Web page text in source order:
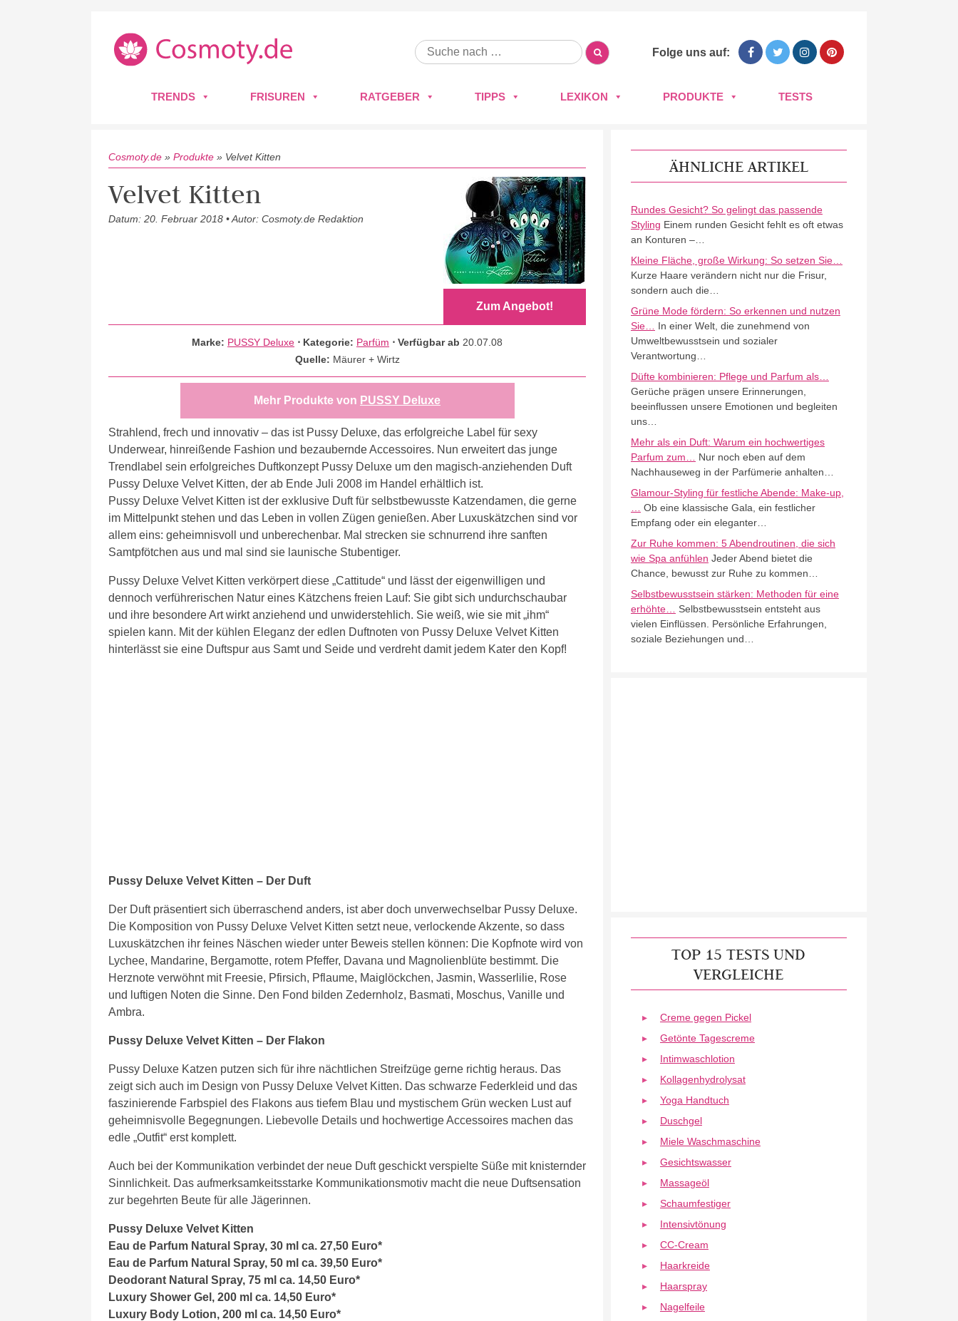
Folge uns auf:
TRENDS FRISUREN RATGEBER TIPPS LEXIKON PRODUKTE TESTS
Cosmoty.de » Produkte » Velvet Kitten
Zum Angebot!
Velvet Kitten
Datum: 20. Februar 2018 • Autor: Cosmoty.de Redaktion
Marke: PUSSY Deluxe ⋅ Kategorie: Parfüm ⋅ Verfügbar ab 20.07.08
Quelle: Mäurer + Wirtz
Mehr Produkte von PUSSY Deluxe
Strahlend, frech und innovativ – das ist Pussy Deluxe, das erfolgreiche Label für sexy
Underwear, hinreißende Fashion und bezaubernde Accessoires. Nun erweitert das junge
Trendlabel sein erfolgreiches Duftkonzept Pussy Deluxe um den magisch-anziehenden Duft
Pussy Deluxe Velvet Kitten, der ab Ende Juli 2008 im Handel erhältlich ist.
Pussy Deluxe Velvet Kitten ist der exklusive Duft für selbstbewusste Katzendamen, die gerne
im Mittelpunkt stehen und das Leben in vollen Zügen genießen. Aber Luxuskätzchen sind vor
allem eins: geheimnisvoll und unberechenbar. Mal strecken sie schnurrend ihre sanften
Samtpfötchen aus und mal sind sie launische Stubentiger.
Pussy Deluxe Velvet Kitten verkörpert diese „Cattitude“ und lässt der eigenwilligen und
dennoch verführerischen Natur eines Kätzchens freien Lauf: Sie gibt sich undurchschaubar
und ihre besondere Art wirkt anziehend und unwiderstehlich. Sie weiß, wie sie mit „ihm“
spielen kann. Mit der kühlen Eleganz der edlen Duftnoten von Pussy Deluxe Velvet Kitten
hinterlässt sie eine Duftspur aus Samt und Seide und verdreht damit jedem Kater den Kopf!
Pussy Deluxe Velvet Kitten – Der Duft
Der Duft präsentiert sich überraschend anders, ist aber doch unverwechselbar Pussy Deluxe.
Die Komposition von Pussy Deluxe Velvet Kitten setzt neue, verlockende Akzente, so dass
Luxuskätzchen ihr feines Näschen wieder unter Beweis stellen können: Die Kopfnote wird von
Lychee, Mandarine, Bergamotte, rotem Pfeffer, Davana und Magnolienblüte bestimmt. Die
Herznote verwöhnt mit Freesie, Pfirsich, Pflaume, Maiglöckchen, Jasmin, Wasserlilie, Rose
und luftigen Noten die Sinne. Den Fond bilden Zedernholz, Basmati, Moschus, Vanille und
Ambra.
Pussy Deluxe Velvet Kitten – Der Flakon
Pussy Deluxe Katzen putzen sich für ihre nächtlichen Streifzüge gerne richtig heraus. Das
zeigt sich auch im Design von Pussy Deluxe Velvet Kitten. Das schwarze Federkleid und das
faszinierende Farbspiel des Flakons aus tiefem Blau und mystischem Grün wecken Lust auf
geheimnisvolle Begegnungen. Liebevolle Details und hochwertige Accessoires machen das
edle „Outfit“ erst komplett.
Auch bei der Kommunikation verbindet der neue Duft geschickt verspielte Süße mit knisternder
Sinnlichkeit. Das aufmerksamkeitsstarke Kommunikationsmotiv macht die neue Duftsensation
zur begehrten Beute für alle Jägerinnen.
Pussy Deluxe Velvet Kitten
Eau de Parfum Natural Spray, 30 ml ca. 27,50 Euro*
Eau de Parfum Natural Spray, 50 ml ca. 39,50 Euro*
Deodorant Natural Spray, 75 ml ca. 14,50 Euro*
Luxury Shower Gel, 200 ml ca. 14,50 Euro*
Luxury Body Lotion, 200 ml ca. 14,50 Euro*
ÄHNLICHE ARTIKEL
Rundes Gesicht? So gelingt das passende
Styling Einem runden Gesicht fehlt es oft etwas
an Konturen –…
Kleine Fläche, große Wirkung: So setzen Sie…
Kurze Haare verändern nicht nur die Frisur,
sondern auch die…
Grüne Mode fördern: So erkennen und nutzen
Sie…
In einer Welt, die zunehmend von
Umweltbewusstsein und sozialer
Verantwortung…
Düfte kombinieren: Pflege und Parfum als…
Gerüche prägen unsere Erinnerungen,
beeinflussen unsere Emotionen und begleiten
uns…
Mehr als ein Duft: Warum ein hochwertiges
Parfum zum…
Nur noch eben auf dem
Nachhauseweg in der Parfümerie anhalten…
Glamour-Styling für festliche Abende: Make-up,
Ob eine klassische Gala, ein festlicher
Empfang oder ein eleganter…
Zur Ruhe kommen: 5 Abendroutinen, die sich
wie Spa anfühlen Jeder Abend bietet die
Chance, bewusst zur Ruhe zu kommen…
Selbstbewusstsein stärken: Methoden für eine
erhöhte…
Selbstbewusstsein entsteht aus
vielen Einflüssen. Persönliche Erfahrungen,
soziale Beziehungen und…
TOP 15 TESTS UND
VERGLEICHE
Creme gegen Pickel
Getönte Tagescreme
Intimwaschlotion
Kollagenhydrolysat
Yoga Handtuch
Duschgel
Miele Waschmaschine
Gesichtswasser
Massageöl
Schaumfestiger
Intensivtönung
CC-Cream
Haarkreide
Haarspray
Nagelfeile